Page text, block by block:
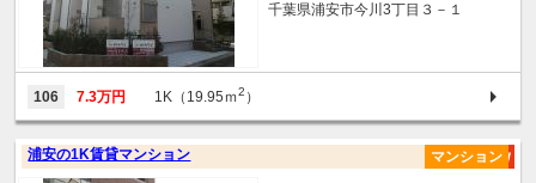
千葉県浦安市今川3丁目３－１
106 7.3万円 1K（19.95ｍ2 ）
浦安の1K賃貸マンション マンション